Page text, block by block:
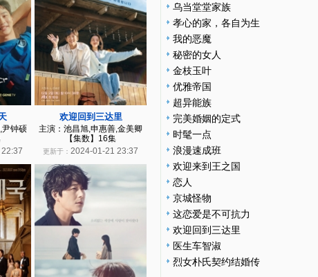
尹钟硕
欢迎回到三达里
主演：池昌旭,申惠善,金美卿
【集数】16集
更新于： 2024-01-21 23:37
乌当堂堂家族
孝心的家，各自为生
我的恶魔
秘密的女人
金枝玉叶
优雅帝国
超异能族
完美婚姻的定式
时髦一点
浪漫速成班
欢迎来到王之国
恋人
京城怪物
这恋爱是不可抗力
欢迎回到三达里
医生车智淑
烈女朴氏契约结婚传